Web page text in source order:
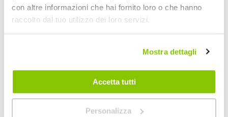
con altre informazioni che hai fornito loro o che hanno
raccolto dal tuo utilizzo dei loro servizi.
Mostra dettagli
Accetta tutti
Personalizza
Prodotti per il comfort in auto
Coprisedili e tappetini anche su misura
Pordenone - Fiume Veneto
Caschi moto per ogni tipo di biker: integrali, modulari, jet,
enduro, mx, vintage
Giacche moto per ogni uscita: in pelle, in tessuto, estive,